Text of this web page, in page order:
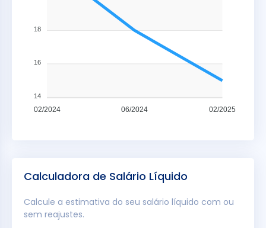
02/2024 06/2024 02/2025
18
16
14
Calculadora de Salário Líquido
Calcule a estimativa do seu salário líquido com ou
sem reajustes.